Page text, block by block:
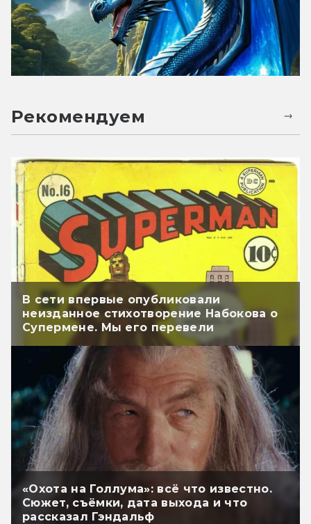
Рекомендуем
В сети впервые опубликовали
неизданное стихотворение Набокова о
Супермене. Мы его перевели
«Охота на Голлума»: всё что известно.
Сюжет, съёмки, дата выхода и что
рассказал Гэндальф